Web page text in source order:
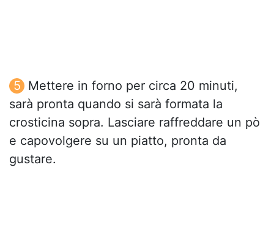
Mettere in forno per circa 20 minuti,
sarà pronta quando si sarà formata la
crosticina sopra. Lasciare raffreddare un pò
e capovolgere su un piatto, pronta da
gustare.